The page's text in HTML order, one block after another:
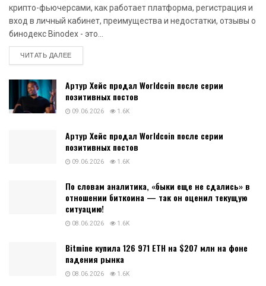
крипто-фьючерсами, как работает платформа, регистрация и
вход в личный кабинет, преимущества и недостатки, отзывы о
бинодекс Binodex - это...
ЧИТАТЬ ДАЛЕЕDETAILS
Артур Хейс продал Worldcoin после серии
позитивных постов
09.06.2026 1.6K
Артур Хейс продал Worldcoin после серии
позитивных постов
09.06.2026 1.6K
По словам аналитика, «быки еще не сдались» в
отношении биткоина — так он оценил текущую
ситуацию!
08.06.2026 1.6K
Bitmine купила 126 971 ETH на $207 млн на фоне
падения рынка
08.06.2026 1.6K